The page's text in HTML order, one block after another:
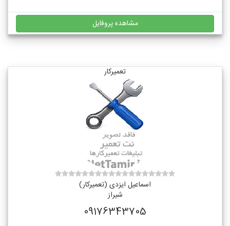
مشاهده پروفایل
تعمیرکار
اسماعیل ایزدی (تعمیرکار)
شیراز
09176343705